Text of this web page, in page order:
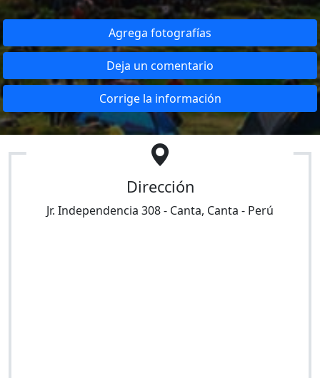
Agrega fotografías
Deja un comentario
Corrige la información
Dirección
Jr. Independencia 308- Canta, Canta - Perú